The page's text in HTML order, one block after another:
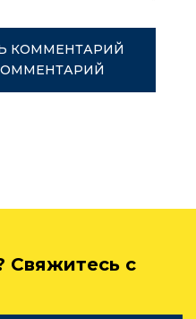
КОММЕНТАРИЙ
Свяжитесь с